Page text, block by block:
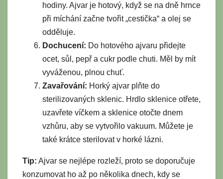
hodiny. Ajvar je hotový, když se na dně hrnce
při míchání začne tvořit „cestička“ a olej se
odděluje.
Dochucení: Do hotového ajvaru přidejte
ocet, sůl, pepř a cukr podle chuti. Měl by mít
vyváženou, plnou chuť.
Zavařování: Horký ajvar plňte do
sterilizovaných sklenic. Hrdlo sklenice otřete,
uzavřete víčkem a sklenice otočte dnem
vzhůru, aby se vytvořilo vakuum. Můžete je
také krátce sterilovat v horké lázni.
Tip: Ajvar se nejlépe rozleží, proto se doporučuje
konzumovat ho až po několika dnech, kdy se